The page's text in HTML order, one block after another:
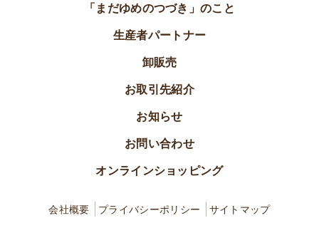
「まだゆめのつづき」のこと
生産者パートナー
卸販売
お取引先紹介
お知らせ
お問い合わせ
オンラインショッピング
会社概要 プライバシーポリシー サイトマップ